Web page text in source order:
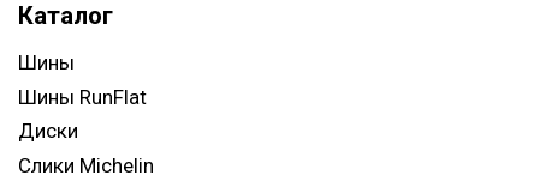
Каталог
Шины
Шины RunFlat
Диски
Слики Michelin